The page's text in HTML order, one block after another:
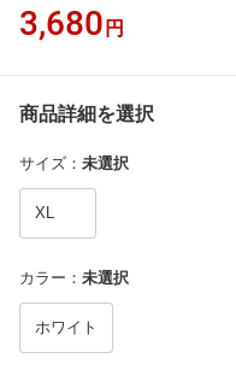
3,680 円
商品詳細を選択
サイズ ： 未選択
XL
カラー ： 未選択
ホワイト